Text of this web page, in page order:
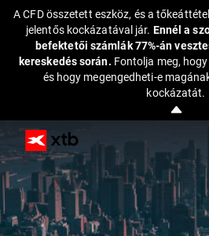
A CFD összetett eszköz, és a
jelentős kockázatával jár. Ennél a
befektetői számlák 77%-án
kereskedés során. Fontolja meg,
és hogy megengedheti-e
kockázatát.